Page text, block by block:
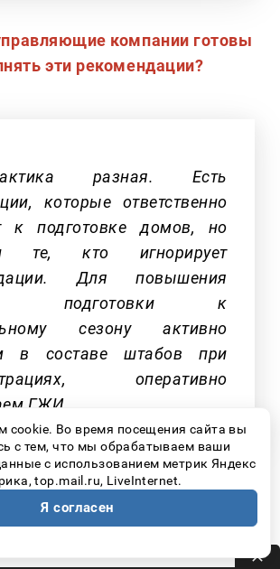
компании готовы
эти рекомендации?
разная. Есть
которые ответственно
к подготовке домов, но
те, кто игнорирует
Для повышения
подготовки к
сезону активно
в составе штабов при
оперативно
ГЖИ.
единая система оценки
домов к отопительному
cookie. Во время посещения сайта вы
с тем, что мы обрабатываем ваши
с использованием метрик Яндекс
top.mail.ru, LiveInternet.
Я согласен